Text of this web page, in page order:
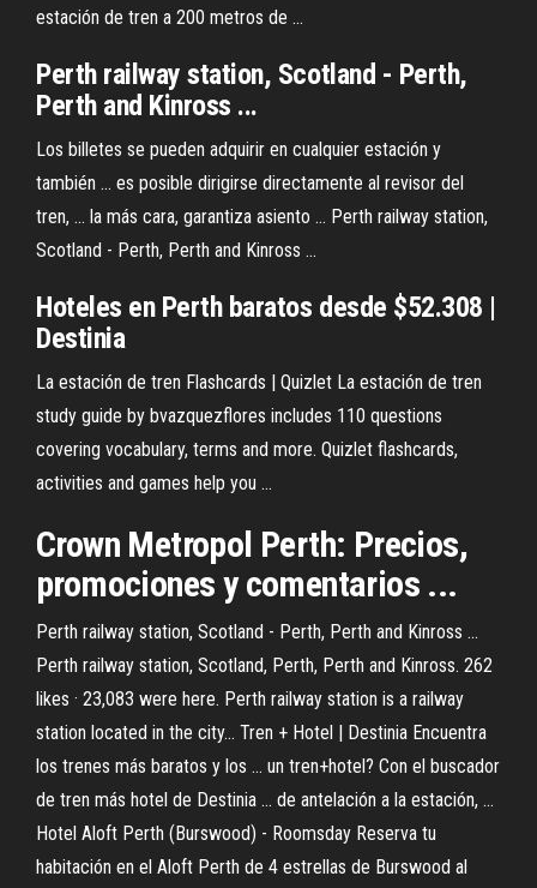
estación de tren a 200 metros de ...
Perth railway station, Scotland - Perth,
Perth and Kinross ...
Los billetes se pueden adquirir en cualquier estación y
también ... es posible dirigirse directamente al revisor del
tren, ... la más cara, garantiza asiento ... Perth railway station,
Scotland - Perth, Perth and Kinross ...
Hoteles en Perth baratos desde $52.308 |
Destinia
La estación de tren Flashcards | Quizlet La estación de tren
study guide by bvazquezflores includes 110 questions
covering vocabulary, terms and more. Quizlet flashcards,
activities and games help you ...
Crown Metropol Perth: Precios,
promociones y comentarios ...
Perth railway station, Scotland - Perth, Perth and Kinross ...
Perth railway station, Scotland, Perth, Perth and Kinross. 262
likes · 23,083 were here. Perth railway station is a railway
station located in the city... Tren + Hotel | Destinia Encuentra
los trenes más baratos y los ... un tren+hotel? Con el buscador
de tren más hotel de Destinia ... de antelación a la estación, ...
Hotel Aloft Perth (Burswood) - Roomsday Reserva tu
habitación en el Aloft Perth de 4 estrellas de Burswood al